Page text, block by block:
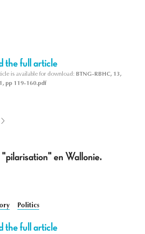
the full article
is available for download: BTNG-RBHC, 13,
pp 119-160.pdf
en Wallonie.
Politics
the full article